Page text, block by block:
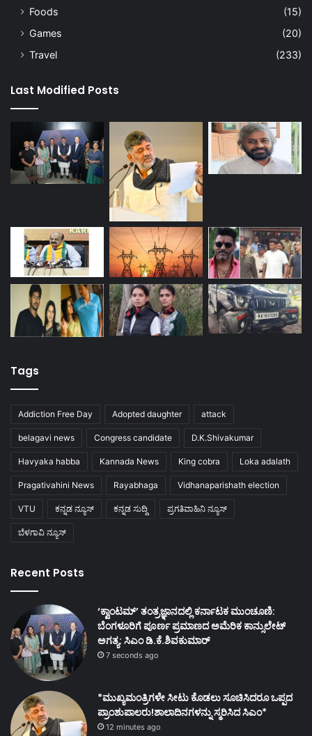
Foods
(15)
Games
(20)
Travel
(233)
Last Modified Posts
Tags
Addiction Free Day Adopted daughter attack
belagavi news Congress candidate D.K.Shivakumar
Havyaka habba Kannada News King cobra Loka adalath
Pragativahini News Rayabhaga Vidhanaparishath election
VTU ಕನ್ನಡ ನ್ಯೂಸ್ ಕನ್ನಡ ಸುದ್ದಿ ಪ್ರಗತಿವಾಹಿನಿ ನ್ಯೂಸ್
ಬೆಳಗಾವಿ ನ್ಯೂಸ್
Recent Posts
‘ಕ್ವಾಂಟಮ್’ ತಂತ್ರಜ್ಞಾನದಲ್ಲಿ ಕರ್ನಾಟಕ ಮುಂಚೂಣಿ:
ಬೆಂಗಳೂರಿಗೆ ಪೂರ್ಣ ಪ್ರಮಾಣದ ಅಮೆರಿಕ ಕಾನ್ಸುಲೇಟ್
ಅಗತ್ಯ: ಸಿಎಂ ಡಿ.ಕೆ.ಶಿವಕುಮಾರ್
7 seconds ago
*ಮುಖ್ಯಮಂತ್ರಿಗಳೇ ಸೀಟು ಕೊಡಲು ಸೂಚಿಸಿದರೂ ಒಪ್ಪದ
ಪ್ರಾಂಶುಪಾಲರು!ಶಾಲಾದಿನಗಳನ್ನು ಸ್ಮರಿಸಿದ ಸಿಎಂ*
12 minutes ago